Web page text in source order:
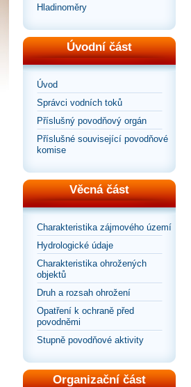
Hladinoměry
Úvodní část
Úvod
Správci vodních toků
Příslušný povodňový orgán
Příslušné související povodňové
komise
Věcná část
Charakteristika zájmového území
Hydrologické údaje
Charakteristika ohrožených
objektů
Druh a rozsah ohrožení
Opatření k ochraně před
povodněmi
Stupně povodňové aktivity
Organizační část